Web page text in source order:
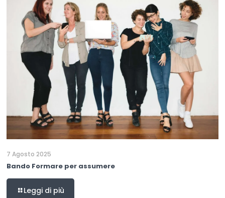
7 Agosto 2025
Bando Formare per assumere
Leggi di più